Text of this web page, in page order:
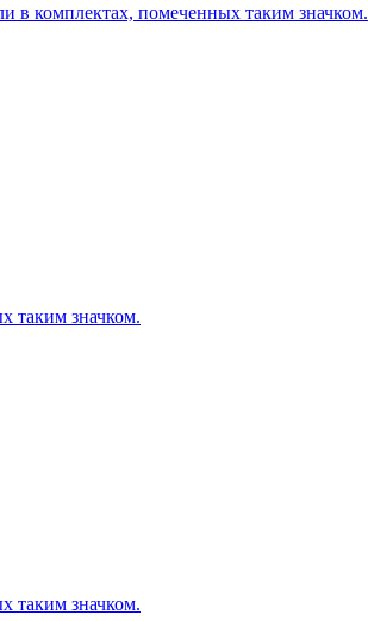
в комплектах, помеченных таким значком.
таким значком.
таким значком.